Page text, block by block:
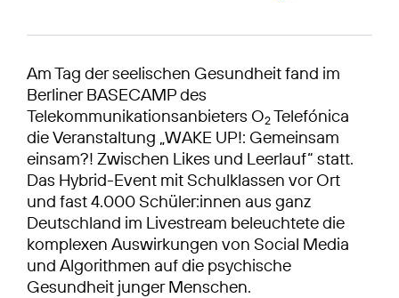
Am Tag der seelischen Gesundheit fand im
Berliner BASECAMP des
Telekommunikationsanbieters O2Telefónica
die Veranstaltung „WAKE UP!: Gemeinsam
einsam?! Zwischen Likes und Leerlauf“ statt.
Das Hybrid-Event mit Schulklassen vor Ort
und fast 4.000 Schüler:innen aus ganz
Deutschland im Livestream beleuchtete die
komplexen Auswirkungen von Social Media
und Algorithmen auf die psychische
Gesundheit junger Menschen.